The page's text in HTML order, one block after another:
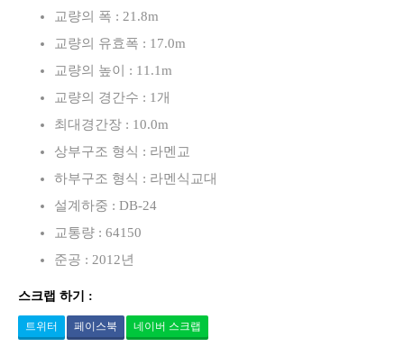
교량의 폭 : 21.8m
교량의 유효폭 : 17.0m
교량의 높이 : 11.1m
교량의 경간수 : 1개
최대경간장 : 10.0m
상부구조 형식 : 라멘교
하부구조 형식 : 라멘식교대
설계하중 : DB-24
교통량 : 64150
준공 : 2012년
스크랩 하기 :
트위터 페이스북 네이버 스크랩